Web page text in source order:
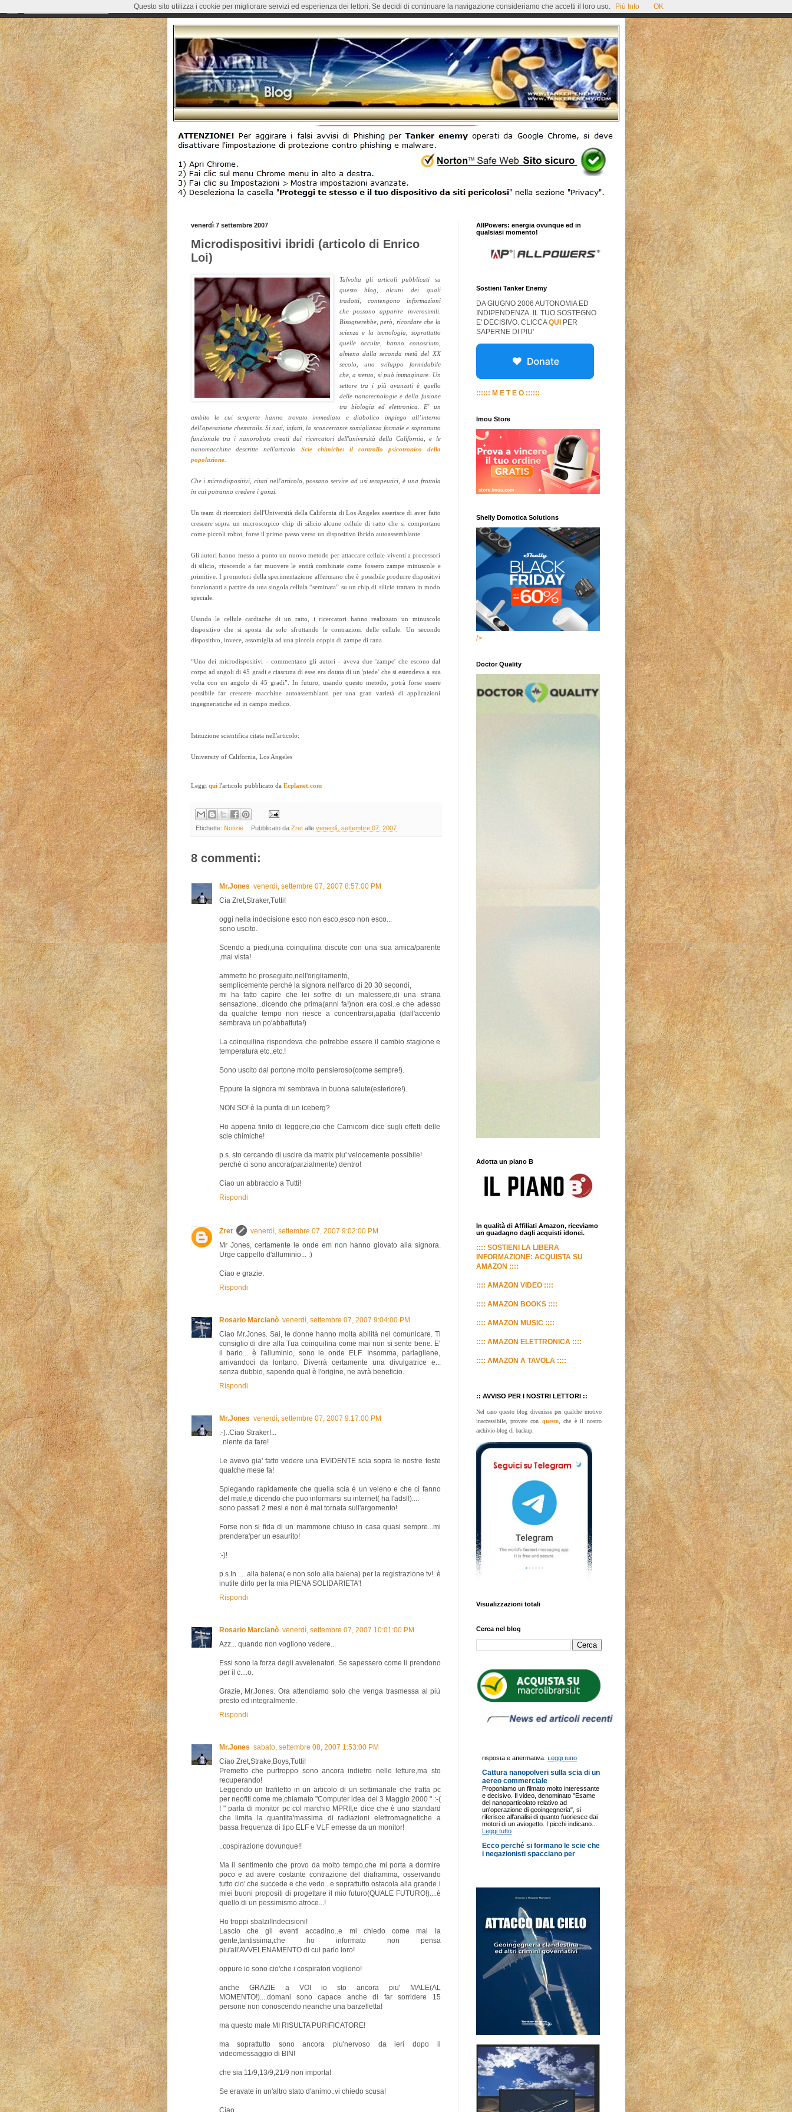
venerdì 7 settembre 2007
Microdispositivi ibridi (articolo di Enrico
Loi)
Talvolta gli articoli pubblicati su
questo blog, alcuni dei quali
tradotti, contengono informazioni
che possono apparire inverosimili.
Bisognerebbe, però, ricordare che la
scienza e la tecnologia, soprattutto
quelle occulte, hanno conosciuto,
almeno dalla seconda metà del XX
secolo, uno sviluppo formidabile
che, a stento, si può immaginare. Un
settore tra i più avanzati è quello
delle nanotecnologie e della fusione
tra biologia ed elettronica. E' un
ambito le cui scoperte hanno trovato immediato e diabolico impiego all’interno
dell'operazione chemtrails. Si noti, infatti, la sconcertante somiglianza formale e soprattutto
funzionale tra i nanorobots creati dai ricercatori dell'università della California, e le
nanomacchine descritte nell'articolo Scie chimiche: il controllo psicotronico della
popolazione.
Che i microdispositivi, citati nell'articolo, possano servire ad usi terapeutici, è una frottola
in cui potranno credere i gonzi.
Un team di ricercatori dell'Università della California di Los Angeles asserisce di aver fatto
crescere sopra un microscopico chip di silicio alcune cellule di ratto che si comportano
come piccoli robot, forse il primo passo verso un dispositivo ibrido autoassemblante.
Gli autori hanno messo a punto un nuovo metodo per attaccare cellule viventi a processori
di silicio, riuscendo a far muovere le entità combinate come fossero zampe minuscole e
primitive. I promotori della sperimentazione affermano che è possibile produrre dispositivi
funzionanti a partire da una singola cellula “seminata” su un chip di silicio trattato in modo
speciale.
Usando le cellule cardiache di un ratto, i ricercatori hanno realizzato un minuscolo
dispositivo che si sposta da solo sfruttando le contrazioni delle cellule. Un secondo
dispositivo, invece, assomiglia ad una piccola coppia di zampe di rana.
“Uno dei microdispositivi - commentano gli autori - aveva due 'zampe' che escono dal
corpo ad angoli di 45 gradi e ciascuna di esse era dotata di un 'piede' che si estendeva a sua
volta con un angolo di 45 gradi”. In futuro, usando questo metodo, potrà forse essere
possibile far crescere macchine autoassemblanti per una gran varietà di applicazioni
ingegneristiche ed in campo medico.
Istituzione scientifica citata nell'articolo:
University of California, Los Angeles
Leggi quil'articolo pubblicato da Ecplanet.com
Etichette: Notizie Pubblicato daZret allevenerdì, settembre 07, 2007
8 commenti:
Mr.Jones venerdì, settembre 07, 2007 8:57:00 PM
Cia Zret,Straker,Tutti!
oggi nella indecisione esco non esco,esco non esco...
sono uscito.
Scendo a piedi,una coinquilina discute con una sua amica/parente
,mai vista!
ammetto ho proseguito,nell'origliamento,
semplicemente perchè la signora nell'arco di 20 30 secondi,
mi ha fatto capire che lei soffre di un malessere,di una strana
sensazione...dicendo che prima(anni fa!)non era cosi..e che adesso
da qualche tempo non riesce a concentrarsi,apatia (dall'accento
sembrava un po'abbattuta!)
La coinquilina rispondeva che potrebbe essere il cambio stagione e
temperatura etc.,etc.!
Sono uscito dal portone molto pensieroso(come sempre!).
Eppure la signora mi sembrava in buona salute(esteriore!).
NON SO! è la punta di un iceberg?
Ho appena finito di leggere,cio che Carnicom dice sugli effetti delle
scie chimiche!
p.s. sto cercando di uscire da matrix piu' velocemente possibile!
perchè ci sono ancora(parzialmente) dentro!
Ciao un abbraccio a Tutti!
Rispondi
Zret
venerdì, settembre 07, 2007 9:02:00 PM
Mr Jones, certamente le onde em non hanno giovato alla signora.
Urge cappello d'alluminio... :)
Ciao e grazie.
Rispondi
Rosario Marcianò venerdì, settembre 07, 2007 9:04:00 PM
Ciao Mr.Jones. Sai, le donne hanno molta abilità nel comunicare. Ti
consiglio di dire alla Tua coinquilina come mai non si sente bene. E'
il bario... è l'alluminio, sono le onde ELF. Insomma, parlagliene,
arrivandoci da lontano. Diverrà certamente una divulgatrice e...
senza dubbio, sapendo qual è l'origine, ne avrà beneficio.
Rispondi
Mr.Jones venerdì, settembre 07, 2007 9:17:00 PM
:-)..Ciao Straker!...
..niente da fare!
Le avevo gia' fatto vedere una EVIDENTE scia sopra le nostre teste
qualche mese fa!
Spiegando rapidamente che quella scia è un veleno e che ci fanno
del male,e dicendo che puo informarsi su internet( ha l'adsl!)....
sono passati 2 mesi e non è mai tornata sull'argomento!
Forse non si fida di un mammone chiuso in casa quasi sempre...mi
prendera'per un esaurito!
:-)!
p.s.In .... alla balena( e non solo alla balena) per la registrazione tv!..è
inutile dirlo per la mia PIENA SOLIDARIETA'!
Rispondi
Rosario Marcianò venerdì, settembre 07, 2007 10:01:00 PM
Azz... quando non vogliono vedere...
Essi sono la forza degli avvelenatori. Se sapessero come li prendono
per il c....o.
Grazie, Mr.Jones. Ora attendiamo solo che venga trasmessa al più
presto ed integralmente.
Rispondi
Mr.Jones sabato, settembre 08, 2007 1:53:00 PM
Ciao Zret,Strake,Boys,Tutti!
Premetto che purtroppo sono ancora indietro nelle letture,ma sto
recuperando!
Leggendo un trafiletto in un articolo di un settimanale che tratta pc
per neofiti come me,chiamato "Computer idea del 3 Maggio 2000 " :-(
! " parla di monitor pc col marchio MPRII,e dice che è uno standard
che limita la quantita'massima di radiazioni elettromagnetiche a
bassa frequenza di tipo ELF e VLF emesse da un monitor!
..cospirazione dovunque!!
Ma il sentimento che provo da molto tempo,che mi porta a dormire
poco e ad avere costante contrazione del diaframma, osservando
tutto cio' che succede e che vedo...e soprattutto ostacola alla grande i
miei buoni propositi di progettare il mio futuro(QUALE FUTURO!)....è
quello di un pessimismo atroce...!
Ho troppi sbalzi!Indecisioni!
Lascio che gli eventi accadino..e mi chiedo come mai la
gente,tantissima,che ho informato non pensa
piu'all'AVVELENAMENTO di cui parlo loro!
oppure io sono cio'che i cospiratori vogliono!
anche GRAZIE a VOI io sto ancora piu' MALE(AL
MOMENTO!)....domani sono capace anche di far sorridere 15
persone non conoscendo neanche una barzelletta!
ma questo male MI RISULTA PURIFICATORE!
ma soprattutto sono ancora piu'nervoso da ieri dopo il
videomessaggio di BIN!
che sia 11/9,13/9,21/9 non importa!
Se eravate in un'altro stato d'animo..vi chiedo scusa!
Ciao
AllPowers: energia ovunque ed in
qualsiasi momento!
Sostieni Tanker Enemy
DA GIUGNO 2006 AUTONOMIA ED
INDIPENDENZA. IL TUO SOSTEGNO
E' DECISIVO. CLICCAQUI
PER
SAPERNE DI PIU'
:::::: M E T E O ::::::
Imou Store
Shelly Domotica Solutions
/>
Doctor Quality
Adotta un piano B
In qualità di Affiliati Amazon, riceviamo
un guadagno dagli acquisti idonei.
:::: SOSTIENI LA LIBERA
INFORMAZIONE: ACQUISTA SU
AMAZON ::::
:::: AMAZON VIDEO ::::
:::: AMAZON BOOKS ::::
:::: AMAZON MUSIC ::::
:::: AMAZON ELETTRONICA ::::
:::: AMAZON A TAVOLA ::::
:: AVVISO PER I NOSTRI LETTORI ::
Nel caso questo blog divenisse per qualche motivo
inaccessibile, provate con questo, che è il nostro
archivio-blog di backup.
Visualizzazioni totali
Cerca nel blog
Questo sito utilizza i cookie per migliorare servizi ed esperienza dei lettori. Se decidi di continuare la navigazione consideriamo che accetti il loro uso. Più Info OK